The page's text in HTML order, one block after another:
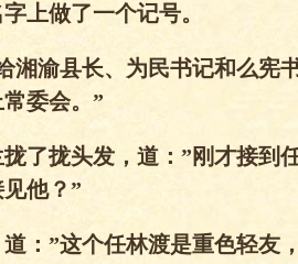
上做了一个记号。
湘渝县长、为民书记和么宪
委会。”
了拢头发，道：”刚才接到
他？”
：”这个任林渡是重色轻友